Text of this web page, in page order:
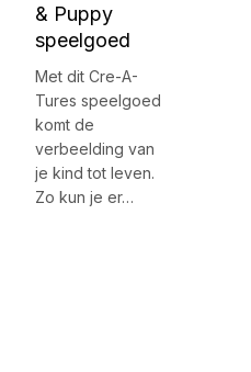
& Puppy
speelgoed
Met dit Cre-A-
Tures speelgoed
komt de
verbeelding van
je kind tot leven.
Zo kun je er…